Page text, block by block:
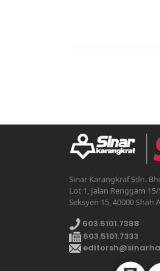
Sinar Karangkraf Sdn.
Lot 1, Jalan Renggam
Seksyen 15, 40000 Shah
603.5101.7388
603.5101.7333